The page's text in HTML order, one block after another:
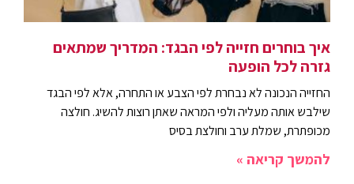
איך בוחרים חזייה לפי הבגד: המדריך שמתאים
גזרה לכל הופעה
החזייה הנכונה לא נבחרת לפי הצבע או התחרה, אלא לפי הבגד
שילבש אותה מעליה ולפי המראה שאתן רוצות להשיג. חולצה
מכופתרת, שמלת ערב וחולצת בסיס
להמשך קריאה »